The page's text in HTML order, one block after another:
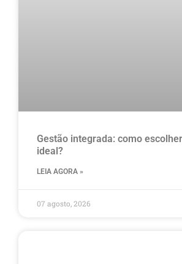
Gestão integrada: como
ideal?
LEIA AGORA »
07 agosto, 2026